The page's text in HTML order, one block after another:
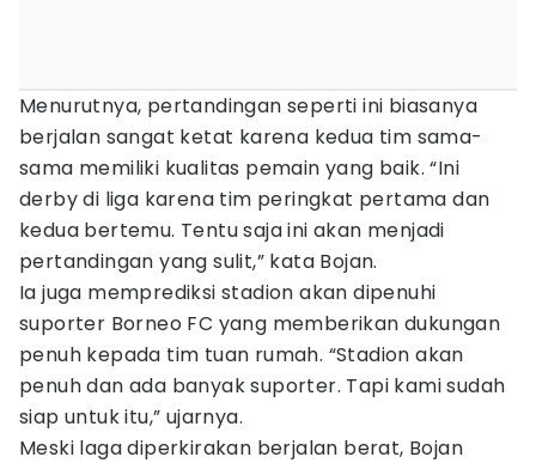
Menurutnya, pertandingan seperti ini biasanya
berjalan sangat ketat karena kedua tim sama-
sama memiliki kualitas pemain yang baik. “Ini
derby di liga karena tim peringkat pertama dan
kedua bertemu. Tentu saja ini akan menjadi
pertandingan yang sulit,” kata Bojan.
Ia juga memprediksi stadion akan dipenuhi
suporter Borneo FC yang memberikan dukungan
penuh kepada tim tuan rumah. “Stadion akan
penuh dan ada banyak suporter. Tapi kami sudah
siap untuk itu,” ujarnya.
Meski laga diperkirakan berjalan berat, Bojan